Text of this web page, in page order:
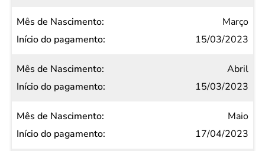
Março
15/03/2023
Abril
15/03/2023
Maio
17/04/2023